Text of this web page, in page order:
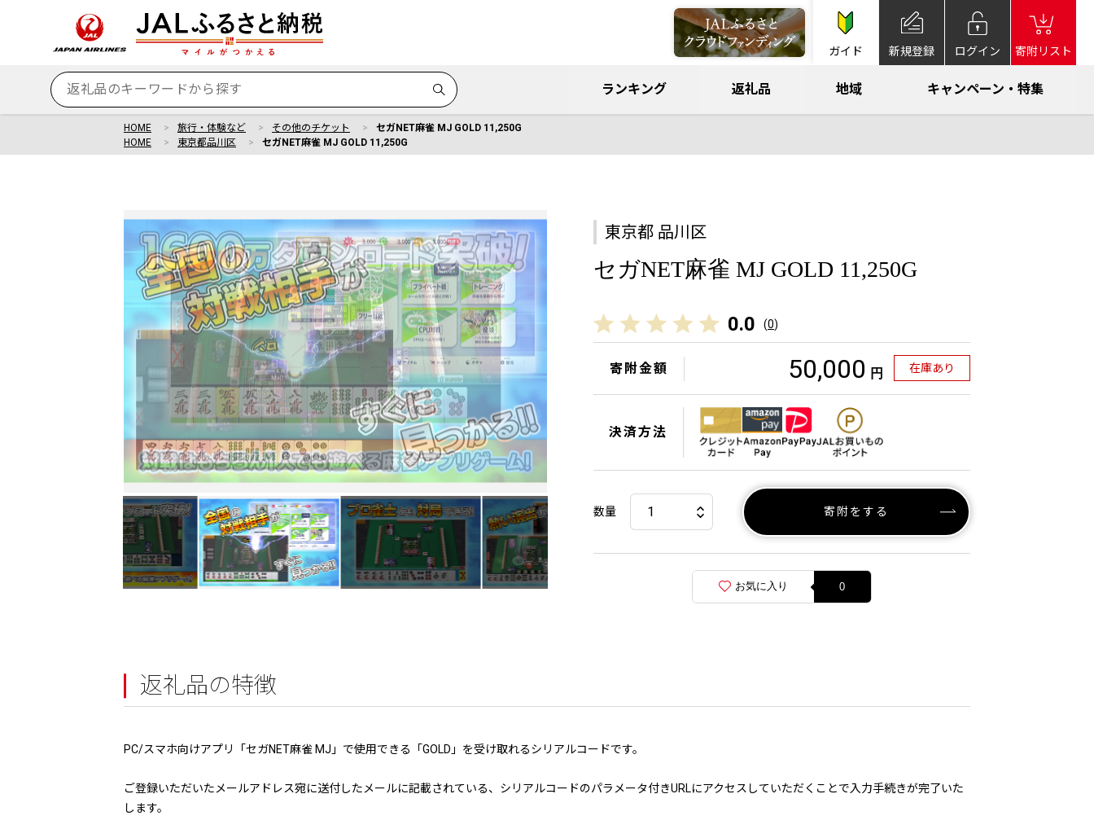
ガイド 新規登録 ログイン 寄附リスト
ランキング 返礼品 地域 キャンペーン・特集
HOME 旅行・体験など その他のチケット
セガNET麻雀 MJ GOLD 11,250G
HOME
東京都品川区 セガNET麻雀 MJ GOLD 11,250G
東京都 品川区
セガNET麻雀 MJ GOLD 11,250G
0.0 (0)
寄附金額 50,000 円 在庫あり
決済方法
数量 寄附をする
お気に入り 0
返礼品の特徴
PC/スマホ向けアプリ「セガNET麻雀 MJ」で使用できる「GOLD」を受け取れるシリアルコードです。
ご登録いただいたメールアドレス宛に送付したメールに記載されている、シリアルコードのパラメータ付きURLにアクセスしていただくことで入力手続きが完了いた
します。